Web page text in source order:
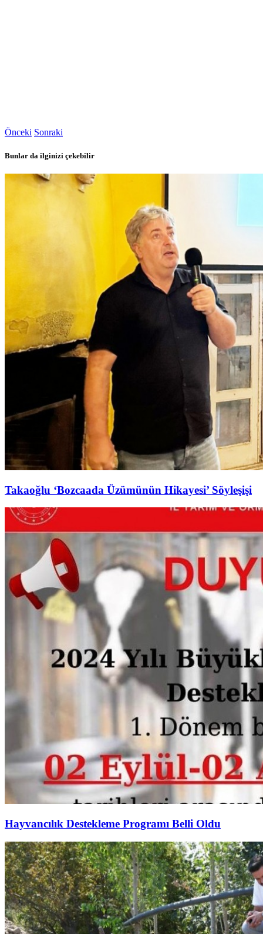
Önceki Sonraki
Bunlar da ilginizi çekebilir
Takaoğlu ‘Bozcaada Üzümünün Hikayesi’ Söyleşişi
Hayvancılık Destekleme Programı Belli Oldu